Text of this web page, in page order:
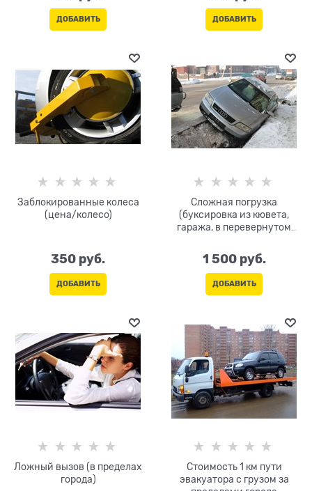
каждые 10 мин
ДОБАВИТЬ ДОБАВИТЬ
Заблокированные колеса
(цена/колесо)
350 руб.
ДОБАВИТЬ
Сложная погрузка
(буксировка из кювета,
гаража, в перевернутом
крыше)
1 500 руб.
ДОБАВИТЬ
Ложный вызов (в пределах
города)
Стоимость 1 км пути
эвакуатора с грузом за